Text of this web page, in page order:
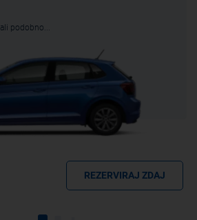
ali podobno...
REZERVIRAJ ZDAJ